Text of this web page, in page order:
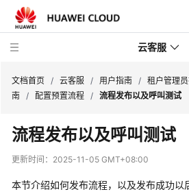
云客服
产
品
介
文档首页 / 云客服 / 用户指南 / 租户管理
南 / 配置预置流程 / 流程发布以及呼叫测试
流程发布以及呼叫测试
更新时间： 2025-11-05 GMT+08:00
本节介绍如何发布流程，以及发布成功以